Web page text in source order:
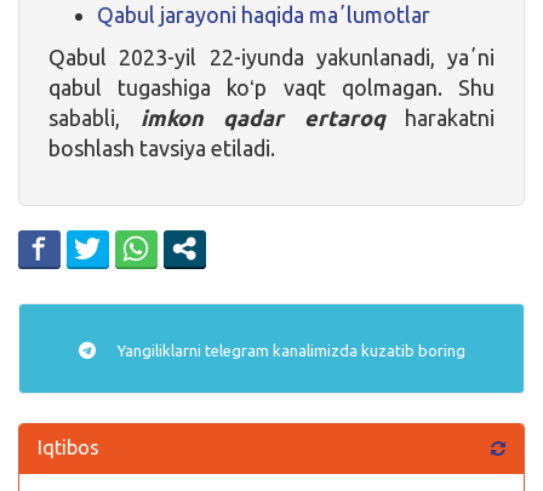
Qabul jarayoni haqida maʼlumotlar
Qabul 2023-yil 22-iyunda yakunlanadi, yaʼni
qabul tugashiga koʻp vaqt qolmagan. Shu
sababli,
imkon qadar ertaroqharakatni
boshlash tavsiya etiladi.
Yangiliklarni telegram kanalimizda kuzatib boring
Iqtibos